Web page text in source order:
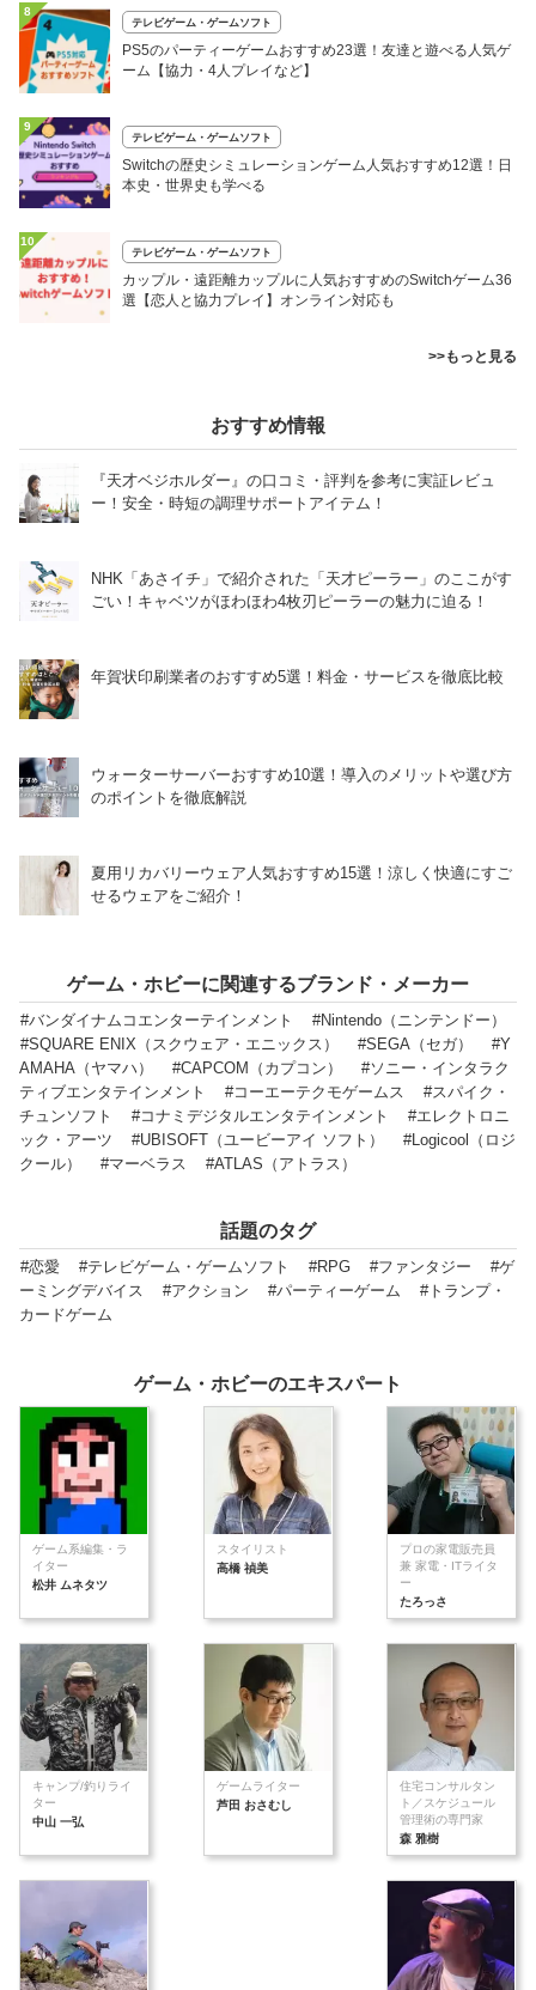
8
テレビゲーム・ゲームソフト
PS5のパーティーゲームおすすめ23選！友達と遊べる人気ゲ
ーム【協力・4人プレイなど】
9
テレビゲーム・ゲームソフト
Switchの歴史シミュレーションゲーム人気おすすめ12選！日
本史・世界史も学べる
10
テレビゲーム・ゲームソフト
カップル・遠距離カップルに人気おすすめのSwitchゲーム36
選【恋人と協力プレイ】オンライン対応も
>>もっと見る
おすすめ情報
『天才ベジホルダー』の口コミ・評判を参考に実証レビュ
ー！安全・時短の調理サポートアイテム！
NHK「あさイチ」で紹介された「天才ピーラー」のここがす
ごい！キャベツがほわほわ4枚刃ピーラーの魅力に迫る！
年賀状印刷業者のおすすめ5選！料金・サービスを徹底比較
ウォーターサーバーおすすめ10選！導入のメリットや選び方
のポイントを徹底解説
夏用リカバリーウェア人気おすすめ15選！涼しく快適にすご
せるウェアをご紹介！
ゲーム・ホビーに関連するブランド・メーカー
#バンダイナムコエンターテインメント
#Nintendo（ニンテンドー）
#SQUARE ENIX（スクウェア・エニックス）
#SEGA（セガ）
#Y
AMAHA（ヤマハ）
#CAPCOM（カプコン）
#ソニー・インタラク
ティブエンタテインメント
#コーエーテクモゲームス
#スパイク・
チュンソフト
#コナミデジタルエンタテインメント
#エレクトロニ
ック・アーツ
#UBISOFT（ユービーアイ ソフト）
#Logicool（ロジ
クール）
#マーベラス #ATLAS（アトラス）
話題のタグ
#恋愛 #テレビゲーム・ゲームソフト #RPG #ファンタジー
#ゲ
ーミングデバイス
#アクション #パーティーゲーム
#トランプ・
カードゲーム
ゲーム・ホビーのエキスパート
ゲーム系編集・ラ
イター
松井 ムネタツ
スタイリスト
高橋 禎美
プロの家電販売員
兼 家電・ITライタ
ー
たろっさ
キャンプ/釣りライ
ター
中山 一弘
ゲームライター
芦田 おさむし
住宅コンサルタン
ト／スケジュール
管理術の専門家
森 雅樹